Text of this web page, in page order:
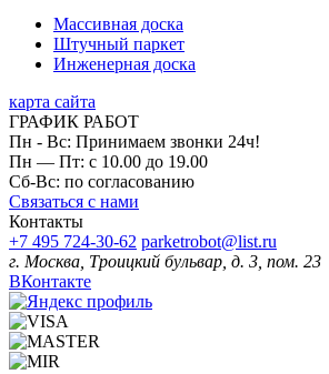
Массивная доска
Штучный паркет
Инженерная доска
карта сайта
ГРАФИК РАБОТ
Пн - Вс: Принимаем звонки 24ч!
Пн — Пт: с 10.00 до 19.00
Сб-Вс: по согласованию
Связаться с нами
Контакты
+7 495 724-30-62 parketrobot@list.ru
г. Москва, Троицкий бульвар, д. 3, пом. 23
ВКонтакте